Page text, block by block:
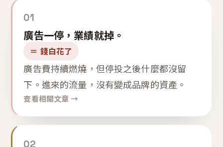
01
廣告一停，業績就掉。
＝ 錢白花了
廣告費持續燃燒，但停投之後什麼都沒留
下。進來的流量，沒有變成品牌的資產。
查看相關文章 →
02